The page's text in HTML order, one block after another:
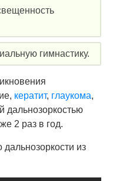
гимнастику.
кератит, глаукома,
дальнозоркостью
2 раз в год.
из